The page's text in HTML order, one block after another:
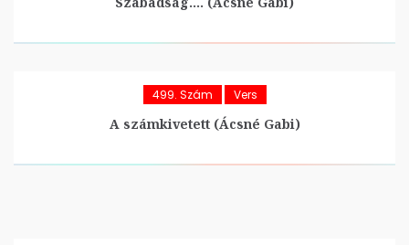
499. Szám Vers
A számkivetett (Ácsné Gabi)